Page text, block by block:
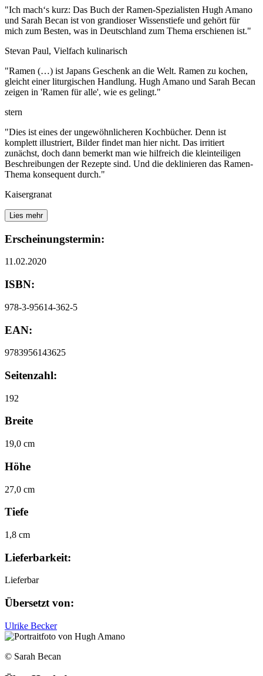
"Ich mach‘s kurz: Das Buch der Ramen-Spezialisten Hugh Amano
und Sarah Becan ist von grandioser Wissenstiefe und gehört für
mich zum Besten, was in Deutschland zum Thema erschienen ist."
Stevan Paul, Vielfach kulinarisch
"Ramen (…) ist Japans Geschenk an die Welt. Ramen zu kochen,
gleicht einer liturgischen Handlung. Hugh Amano und Sarah Becan
zeigen in 'Ramen für alle', wie es gelingt."
stern
"Dies ist eines der ungewöhnlicheren Kochbücher. Denn ist
komplett illustriert, Bilder findet man hier nicht. Das irritiert
zunächst, doch dann bemerkt man wie hilfreich die kleinteiligen
Beschreibungen der Rezepte sind. Und die deklinieren das Ramen-
Thema konsequent durch."
Kaisergranat
Lies mehr
Erscheinungstermin:
11.02.2020
ISBN:
978-3-95614-362-5
EAN:
9783956143625
Seitenzahl:
192
Breite
19,0 cm
Höhe
27,0 cm
Tiefe
1,8 cm
Lieferbarkeit:
Lieferbar
Übersetzt von:
Ulrike Becker
© Sarah Becan